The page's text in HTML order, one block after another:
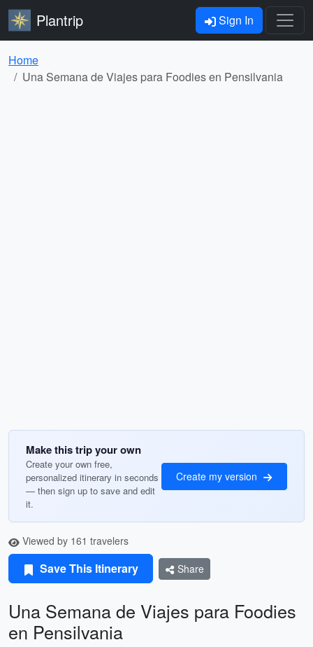
Plantrip Sign In
Home
Una Semana de Viajes para Foodies en Pensilvania
Make this trip your own
Create your own free,
personalized itinerary in seconds
— then sign up to save and edit
it.
Create my version
Viewed by 161 travelers
Save This Itinerary Share
Una Semana de Viajes para Foodies
en Pensilvania